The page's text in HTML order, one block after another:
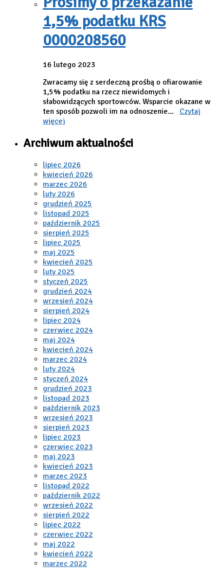
1,5% podatku KRS
0000208560
16 lutego 2023
Zwracamy się z serdeczną prośbą o ofiarowanie
1,5% podatku na rzecz niewidomych i
słabowidzących sportowców. Wsparcie okazane w
ten sposób pozwoli im na odnoszenie... Czytaj
więcej
Archiwum aktualności
lipiec 2026
kwiecień 2026
marzec 2026
luty 2026
grudzień 2025
listopad 2025
październik 2025
sierpień 2025
lipiec 2025
maj 2025
kwiecień 2025
luty 2025
styczeń 2025
grudzień 2024
wrzesień 2024
sierpień 2024
lipiec 2024
czerwiec 2024
maj 2024
kwiecień 2024
marzec 2024
luty 2024
styczeń 2024
grudzień 2023
listopad 2023
październik 2023
wrzesień 2023
sierpień 2023
lipiec 2023
czerwiec 2023
maj 2023
kwiecień 2023
marzec 2023
listopad 2022
październik 2022
wrzesień 2022
sierpień 2022
lipiec 2022
czerwiec 2022
maj 2022
kwiecień 2022
marzec 2022